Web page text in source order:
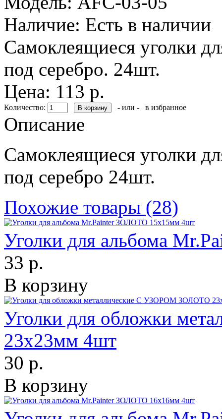
Наличие: Есть в наличии
Самоклеящиеся уголки
под серебро. 24шт.
Цена: 113 р.
Количество: - или - в избранное
Описание
Самоклеящиеся уголки
под серебро 24шт.
Похожие товары (28)
Уголки для альбома
33 р.
В корзину
Уголки для обложки
23х23мм 4шт
30 р.
В корзину